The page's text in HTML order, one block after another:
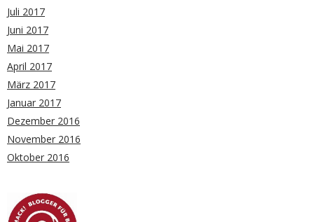
Juli 2017
Juni 2017
Mai 2017
April 2017
März 2017
Januar 2017
Dezember 2016
November 2016
Oktober 2016